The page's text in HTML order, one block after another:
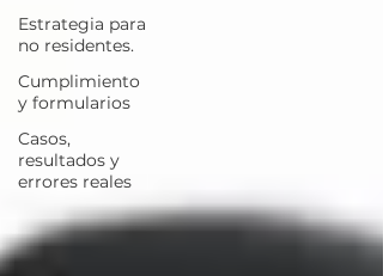
Estrategia para
no residentes.
Cumplimiento
y formularios
Casos,
resultados y
errores reales